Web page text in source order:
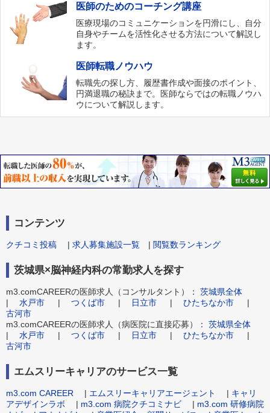
医師のためのコーチング講座
医療現場のコミュニケーションを円滑にし、自分
自身やチームを活性化させる方法について解説し
ます。
医師転職ノウハウ
転職先の探し方、履歴書作成や面接のポイント、
円満退職の秘訣まで。医師ならではの転職ノウハ
ウについて解説します。
コンテンツ
クチコミ投稿 | 求人募集施設一覧 | 閲覧数ランキング
茨城県×脳神経内科の常勤求人を探す
m3.comCAREERの医師求人（コンサルタント）： 茨城県全体
| 水戸市 | つくば市 | 日立市 | ひたちなか市 |
古河市
m3.comCAREERの医師求人（病医院に直接応募）： 茨城県全体
| 水戸市 | つくば市 | 日立市 | ひたちなか市 |
古河市
エムスリーキャリアのサービス一覧
m3.com CAREER | エムスリーキャリアエージェント | キャリ
アデザインラボ | m3.com 病院クチコミナビ | m3.com 研修病院